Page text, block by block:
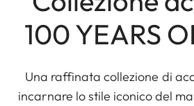
100 YEARS
Una raffinata collezione di
incarnare lo stile iconico del